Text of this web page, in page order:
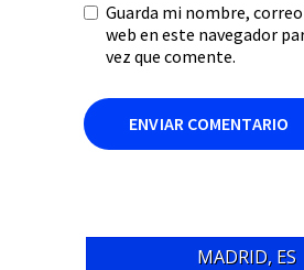
Guarda mi nombre,
web en este navegador
vez que comente.
MADRID, ES